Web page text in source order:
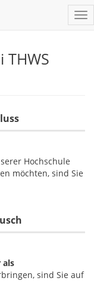
Hochschule
möchten, sind Sie
als
sind Sie auf